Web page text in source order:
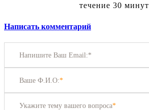
течение 30 минут
Написать комментарий
Напишите Ваш Email:*
Ваше Ф.И.О:*
Укажите тему вашего вопроса*